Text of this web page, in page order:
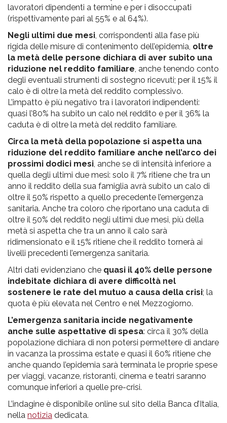
lavoratori dipendenti a termine e per i disoccupati
(rispettivamente pari al 55% e al 64%).
Negli ultimi due mesi , corrispondenti alla fase più
rigida delle misure di contenimento dell’epidemia, oltre
la metà delle persone dichiara di aver subito una
riduzione nel reddito familiare , anche tenendo conto
degli eventuali strumenti di sostegno ricevuti; per il 15% il
calo è di oltre la metà del reddito complessivo.
L’impatto è più negativo tra i lavoratori indipendenti:
quasi l’80% ha subito un calo nel reddito e per il 36% la
caduta è di oltre la metà del reddito familiare.
Circa la metà della popolazione si aspetta una
riduzione del reddito familiare anche nell’arco dei
prossimi dodici mesi , anche se di intensità inferiore a
quella degli ultimi due mesi: solo il 7% ritiene che tra un
anno il reddito della sua famiglia avrà subito un calo di
oltre il 50% rispetto a quello precedente l’emergenza
sanitaria. Anche tra coloro che riportano una caduta di
oltre il 50% del reddito negli ultimi due mesi, più della
metà si aspetta che tra un anno il calo sarà
ridimensionato e il 15% ritiene che il reddito tornerà ai
livelli precedenti l’emergenza sanitaria.
Altri dati evidenziano che quasi il 40% delle persone
indebitate dichiara di avere difficoltà nel
sostenere le rate del mutuo a causa della crisi; la
quota è più elevata nel Centro e nel Mezzogiorno.
L’emergenza sanitaria incide negativamente
anche sulle aspettative di spesa: circa il 30% della
popolazione dichiara di non potersi permettere di andare
in vacanza la prossima estate e quasi il 60% ritiene che
anche quando l’epidemia sarà terminata le proprie spese
per viaggi, vacanze, ristoranti, cinema e teatri saranno
comunque inferiori a quelle pre-crisi.
L’indagine è disponibile online sul sito della Banca d’Italia,
nella notizia dedicata.